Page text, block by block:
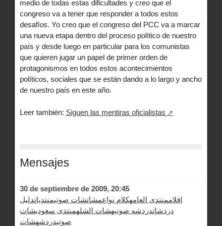
medio de todas estas dificultades y creo que el
congreso va a tener que responder a todos estos
desafíos. Yo creo que el congreso del PCC va a marcar
una nueva etapa dentro del proceso político de nuestro
país y desde luego en particular para los comunistas
que quieren jugar un papel de primer orden de
protagonismos en todos estos acontecimientos
políticos, sociales que se están dando a lo largo y ancho
de nuestro país en este año.
Leer también: Siguen las mentiras oficialistas
Mensajes
30 de septiembre de 2009, 20:45
افلاممنتدى العامهكلام نواعمشاتشات صوتيمنتدياتدليل
دردشاتدردشه صوتيهشات الشلهمنتدى سعوديشات
صوتيدردشهشات